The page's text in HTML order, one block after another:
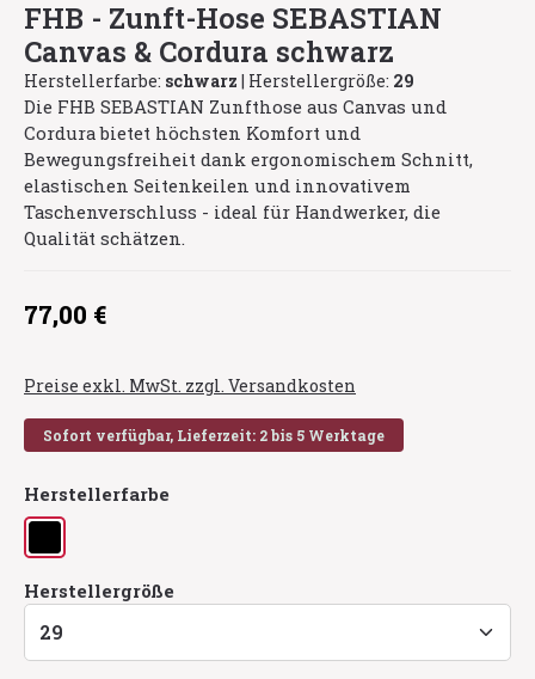
FHB - Zunft-Hose SEBASTIAN
Canvas & Cordura schwarz
Herstellerfarbe: schwarz | Herstellergröße: 29
Die FHB SEBASTIAN Zunfthose aus Canvas und
Cordura bietet höchsten Komfort und
Bewegungsfreiheit dank ergonomischem Schnitt,
elastischen Seitenkeilen und innovativem
Taschenverschluss - ideal für Handwerker, die
Qualität schätzen.
Regulärer Preis:
77,00 €
Preise exkl. MwSt. zzgl. Versandkosten
Sofort verfügbar, Lieferzeit: 2 bis 5 Werktage
Herstellerfarbe
schwarz
Herstellergröße